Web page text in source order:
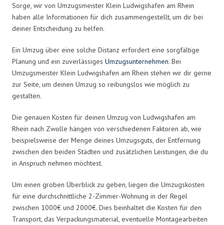
Sorge, wir von Umzugsmeister Klein Ludwigshafen am Rhein
haben alle Informationen für dich zusammengestellt, um dir bei
deiner Entscheidung zu helfen.
Ein Umzug über eine solche Distanz erfordert eine sorgfältige
Planung und ein zuverlässiges Umzugsunternehmen. Bei
Umzugsmeister Klein Ludwigshafen am Rhein stehen wir dir gerne
zur Seite, um deinen Umzug so reibungslos wie möglich zu
gestalten.
Die genauen Kosten für deinen Umzug von Ludwigshafen am
Rhein nach Zwolle hängen von verschiedenen Faktoren ab, wie
beispielsweise der Menge deines Umzugsguts, der Entfernung
zwischen den beiden Städten und zusätzlichen Leistungen, die du
in Anspruch nehmen möchtest.
Um einen groben Überblick zu geben, liegen die Umzugskosten
für eine durchschnittliche 2-Zimmer-Wohnung in der Regel
zwischen 1000€ und 2000€. Dies beinhaltet die Kosten für den
Transport, das Verpackungsmaterial, eventuelle Montagearbeiten